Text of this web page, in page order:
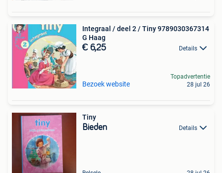
Integraal / deel 2 / Tiny 9789030367314
G Haag
€ 6,25 Details
Bezoek website
Topadvertentie
28 jul 26
Tiny
Bieden Details